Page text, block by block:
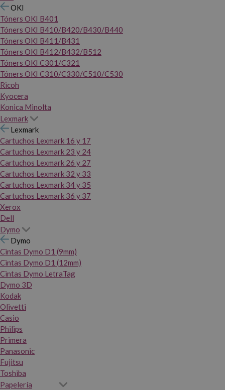
OKI
Tóners OKI B401
Tóners OKI B410/B420/B430/B440
Tóners OKI B411/B431
Tóners OKI B412/B432/B512
Tóners OKI C301/C321
Tóners OKI C310/C330/C510/C530
Ricoh
Kyocera
Konica Minolta
Lexmark
Lexmark
Cartuchos Lexmark 16 y 17
Cartuchos Lexmark 23 y 24
Cartuchos Lexmark 26 y 27
Cartuchos Lexmark 32 y 33
Cartuchos Lexmark 34 y 35
Cartuchos Lexmark 36 y 37
Xerox
Dell
Dymo
Dymo
Cintas Dymo D1 (9mm)
Cintas Dymo D1 (12mm)
Cintas Dymo LetraTag
Dymo 3D
Kodak
Olivetti
Casio
Philips
Primera
Panasonic
Fujitsu
Toshiba
Papelería